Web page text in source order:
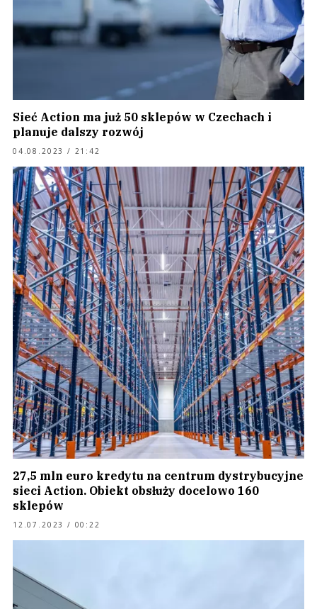
Sieć Action ma już 50 sklepów w Czechach i
planuje dalszy rozwój
04.08.2023 / 21:42
27,5 mln euro kredytu na centrum dystrybucyjne
sieci Action. Obiekt obsłuży docelowo 160
sklepów
12.07.2023 / 00:22